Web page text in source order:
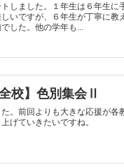
しました。１年生は６年生
いですが、６年生が丁寧に
した。他の学年も...
校】色別集会Ⅱ
。前回よりも大きな応援が
げていきたいですね。